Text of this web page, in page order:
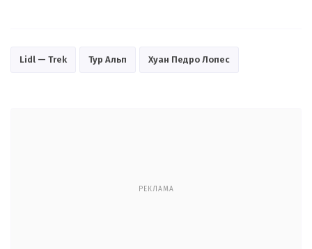
Lidl — Trek Тур Альп Хуан Педро Лопес
РЕКЛАМА